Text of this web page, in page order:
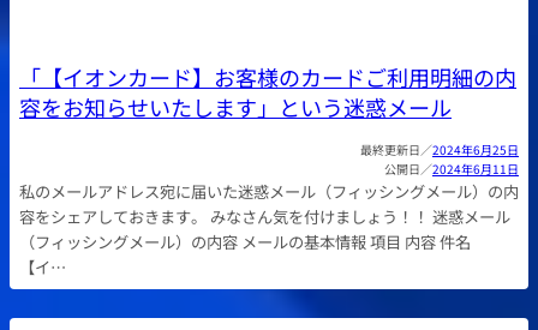
「【イオンカード】お客様のカードご利用明細の内
容をお知らせいたします」という迷惑メール
2024年6月25日
2024年6月11日
私のメールアドレス宛に届いた迷惑メール（フィッシングメール）の内
容をシェアしておきます。 みなさん気を付けましょう！！ 迷惑メール
（フィッシングメール）の内容 メールの基本情報 項目 内容 件名
【イ…